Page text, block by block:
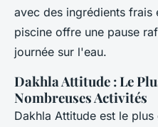
avec des ingrédients frais
piscine offre une pause
journée sur l'eau.
Dakhla Attitude : Le
Nombreuses Activités
Dakhla Attitude est le